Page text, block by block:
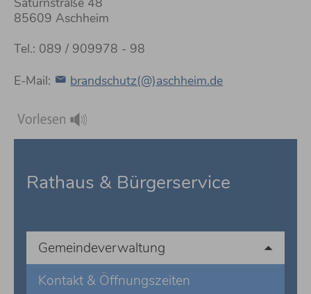
85609 Aschheim
Tel.: 089 / 909978 - 98
E-Mail:
brandschutz(@)aschheim.de
Rathaus & Bürgerservice
Gemeindeverwaltung
Kontakt & Öffnungszeiten